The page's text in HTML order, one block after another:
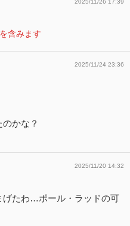
含みます
2025/11/24 23:36
かな？
2025/11/20 14:32
げたわ…ポール・ラッドの可